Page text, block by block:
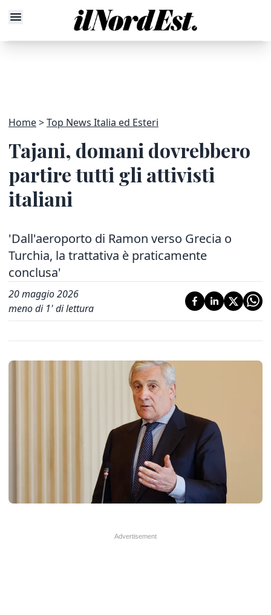
Home Top News Italia ed Esteri
Tajani, domani dovrebbero
partire tutti gli attivisti
italiani
'Dall'aeroporto di Ramon verso Grecia o
Turchia, la trattativa è praticamente
conclusa'
20 maggio 2026
meno di 1' di lettura